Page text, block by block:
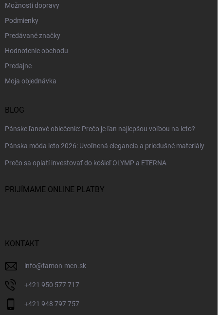
Možnosti dopravy
Podmienky
Predávané značky
Hodnotenie obchodu
Predajne
Moja objednávka
BLOG
Pánske ľanové oblečenie: Prečo je ľan najlepšou voľbou na leto?
Pánska móda leto 2026: Uvoľnená elegancia a priedušné materiály
Prečo sa oplatí investovať do košieľ OLYMP a ETERNA
PRIJÍMAME ONLINE PLATBY
KONTAKT
info@famon-men.sk
+421 950 577 717
+421 948 797 757